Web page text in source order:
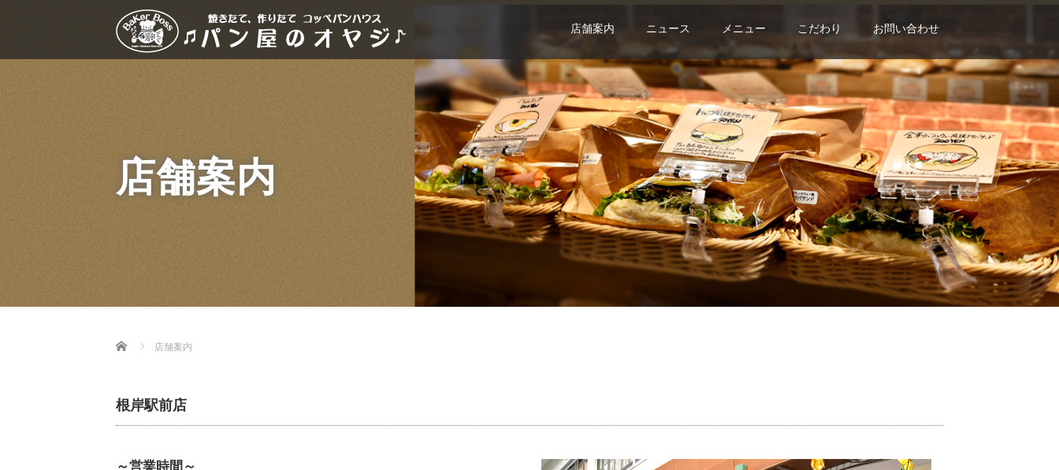
店舗案内 ニュース メニュー こだわり お問い合わせ
店舗案内
Home 店舗案内
根岸駅前店
～営業時間～